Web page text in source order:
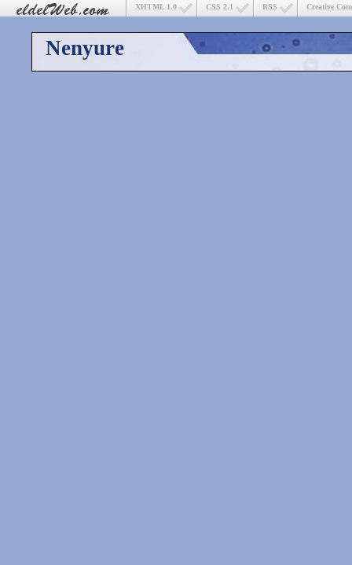
Creative
RSS
CSS 2.1
XHTML 1.0
Nenyure